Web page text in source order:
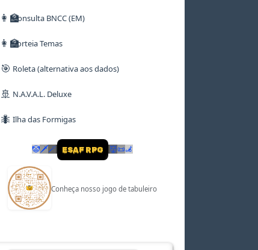
👩‍🏫Consulta BNCC (EM)
👩‍🏫Sorteia Temas
🎯 Roleta (alternativa aos dados)
🚢 N.A.V.A.L. Deluxe
🐜 Ilha das Formigas
🤡🗡🪄 ESAF RPG 👹📜🦼
Conheça nosso jogo de tabuleiro